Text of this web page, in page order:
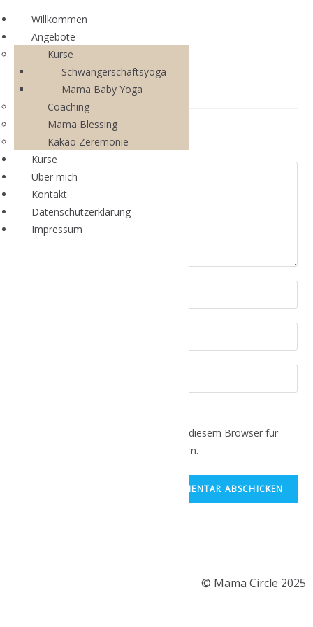
Schreibe einen Kommentar
Name, E-Mail-Adresse und Website in diesem Browser für
meinen nächsten Kommentar speichern.
© Mama Circle 2025
Willkommen
Angebote
Kurse
Schwangerschaftsyoga
Mama Baby Yoga
Coaching
Mama Blessing
Kakao Zeremonie
Kurse
Über mich
Kontakt
Datenschutzerklärung
Impressum